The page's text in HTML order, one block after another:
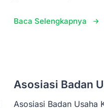
Baca Selengkapnya
Asosiasi Badan
Asosiasi Badan Usaha